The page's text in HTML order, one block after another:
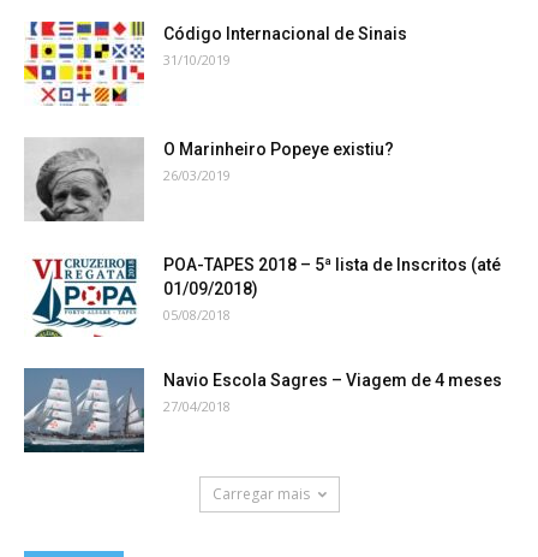
Código Internacional de Sinais
31/10/2019
O Marinheiro Popeye existiu?
26/03/2019
POA-TAPES 2018 – 5ª lista de Inscritos (até
01/09/2018)
05/08/2018
Navio Escola Sagres – Viagem de 4 meses
27/04/2018
Carregar mais